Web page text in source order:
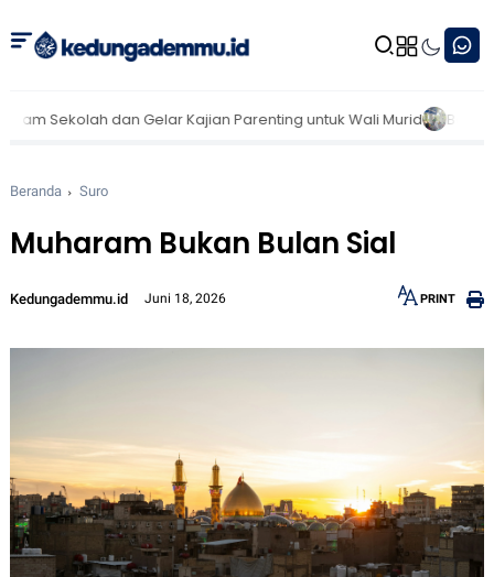
Gelar Kajian Parenting untuk Wali Murid Bersama RSI
Beranda Suro
Muharam Bukan Bulan Sial
Kedungademmu.id Juni 18, 2026 PRINT